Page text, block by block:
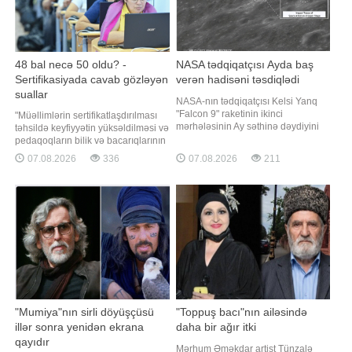
48 bal necə 50 oldu? -
Sertifikasiyada cavab gözləyən
suallar
"Müəllimlərin sertifikatlaşdırılması
təhsildə keyfiyyətin yüksəldilməsi və
pedaqoqların bilik və bacarıqlarının
obyektiv qiymətləndirilməsi
baxımından mühüm əhəmiyyət
etimadın formalaşması üçün
imtahanın keçirilməsi ilə yanaşı,
nəticələrin hesablanması və
apellyasiy
07.08.2026 336
NASA tədqiqatçısı Ayda baş
verən hadisəni təsdiqlədi
NASA-nın tədqiqatçısı Kelsi Yanq
"Falcon 9" raketinin ikinci
mərhələsinin Ay səthinə dəydiyini
onun açıqlamasının videosunu
yayımlayıb. Yanq bildirib ki,
"Falcon 9" raketinin ikinci mərhələsi
planlaşdırılmamı
07.08.2026 211
"Mumiya"nın sirli döyüşçüsü
illər sonra yenidən ekrana
qayıdır
"Toppuş bacı"nın ailəsində
daha bir ağır itki
Mərhum Əməkdar artist Tünzalə